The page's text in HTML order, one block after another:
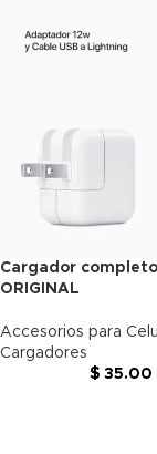
Cargador
ORIGINAL
Accesorios para
Cargadores
$ 35.00